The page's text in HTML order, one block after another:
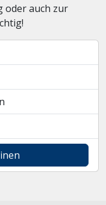
oder auch zur